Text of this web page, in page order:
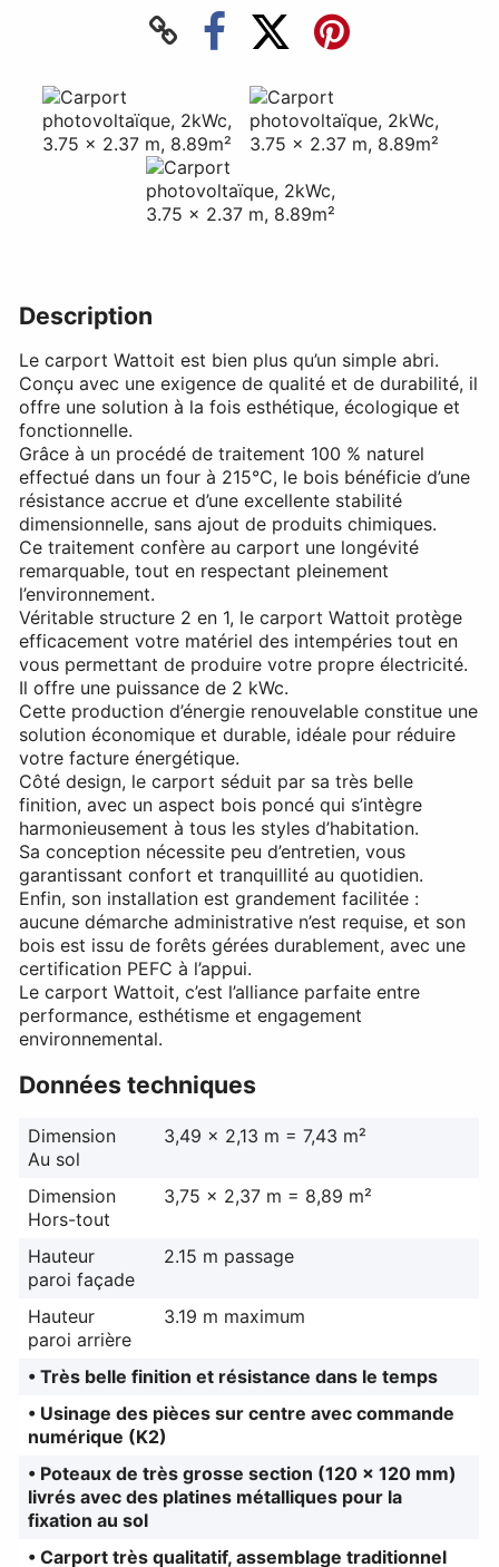
Description
Le carport Wattoit est bien plus qu’un simple abri.
Conçu avec une exigence de qualité et de durabilité, il
offre une solution à la fois esthétique, écologique et
fonctionnelle.
Grâce à un procédé de traitement 100 % naturel
effectué dans un four à 215°C, le bois bénéficie d’une
résistance accrue et d’une excellente stabilité
dimensionnelle, sans ajout de produits chimiques.
Ce traitement confère au carport une longévité
remarquable, tout en respectant pleinement
l’environnement.
Véritable structure 2 en 1, le carport Wattoit protège
efficacement votre matériel des intempéries tout en
vous permettant de produire votre propre électricité.
Il offre une puissance de 2 kWc.
Cette production d’énergie renouvelable constitue une
solution économique et durable, idéale pour réduire
votre facture énergétique.
Côté design, le carport séduit par sa très belle
finition, avec un aspect bois poncé qui s’intègre
harmonieusement à tous les styles d’habitation.
Sa conception nécessite peu d’entretien, vous
garantissant confort et tranquillité au quotidien.
Enfin, son installation est grandement facilitée :
aucune démarche administrative n’est requise, et son
bois est issu de forêts gérées durablement, avec une
certification PEFC à l’appui.
Le carport Wattoit, c’est l’alliance parfaite entre
performance, esthétisme et engagement
environnemental.
Données techniques
Dimension
Au sol
3,49 x 2,13 m = 7,43 m²
Dimension
Hors-tout
3,75 x 2,37 m = 8,89 m²
Hauteur
paroi façade
2.15 m passage
Hauteur
paroi arrière
3.19 m maximum
• Très belle finition et résistance dans le temps
• Usinage des pièces sur centre avec commande
numérique (K2)
• Poteaux de très grosse section (120 x 120 mm)
livrés avec des platines métalliques pour la
fixation au sol
• Carport très qualitatif, assemblage traditionnel